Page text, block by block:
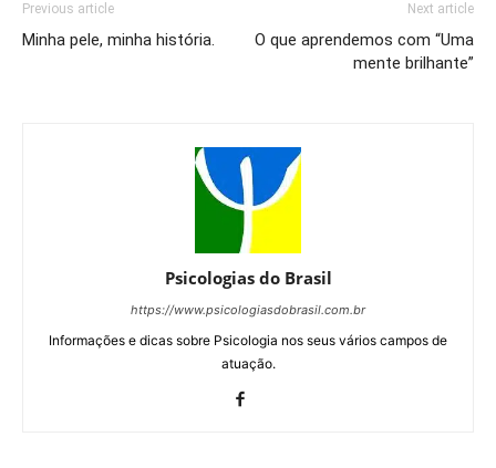
Previous article
Minha pele, minha história.
Next article
O que aprendemos com “Uma
mente brilhante”
Psicologias do Brasil
https://www.psicologiasdobrasil.com.br
Informações e dicas sobre Psicologia nos seus vários campos de
atuação.